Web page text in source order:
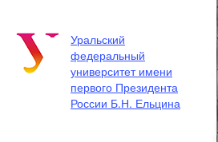
Уральский
федеральный
университет имени
первого Президента
России Б.Н. Ельцина